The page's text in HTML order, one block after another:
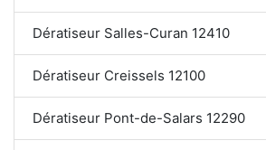
Dératiseur Salles-Curan 12410
Dératiseur Creissels 12100
Dératiseur Pont-de-Salars 12290